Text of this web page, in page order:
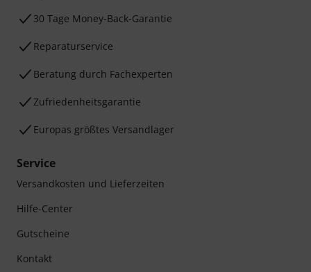
30 Tage Money-Back-Garantie
Reparaturservice
Beratung durch Fachexperten
Zufriedenheitsgarantie
Europas größtes Versandlager
Service
Versandkosten und Lieferzeiten
Hilfe-Center
Gutscheine
Kontakt